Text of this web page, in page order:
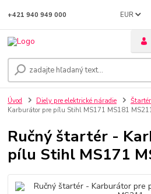
EUR
+421 940 949 000
Úvod Diely pre elektrické náradie
Karburátor pre pílu Stihl MS171 MS181
Ručný štartér -
pílu Stihl MS171